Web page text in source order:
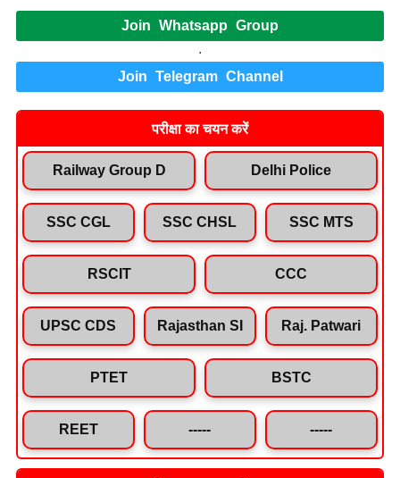
Join Whatsapp Group
.
Join Telegram Channel
परीक्षा का चयन करें
Railway Group D Delhi Police
SSC CGL SSC CHSL SSC MTS
RSCIT CCC
UPSC CDS Rajasthan SI Raj. Patwari
PTET BSTC
REET ----- -----